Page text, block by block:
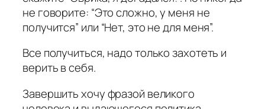
не говорите: “Это сложно, у меня не
получится” или “Нет, это не для меня”.
Все получиться, надо только захотеть и
верить в себя.
Завершить хочу фразой великого